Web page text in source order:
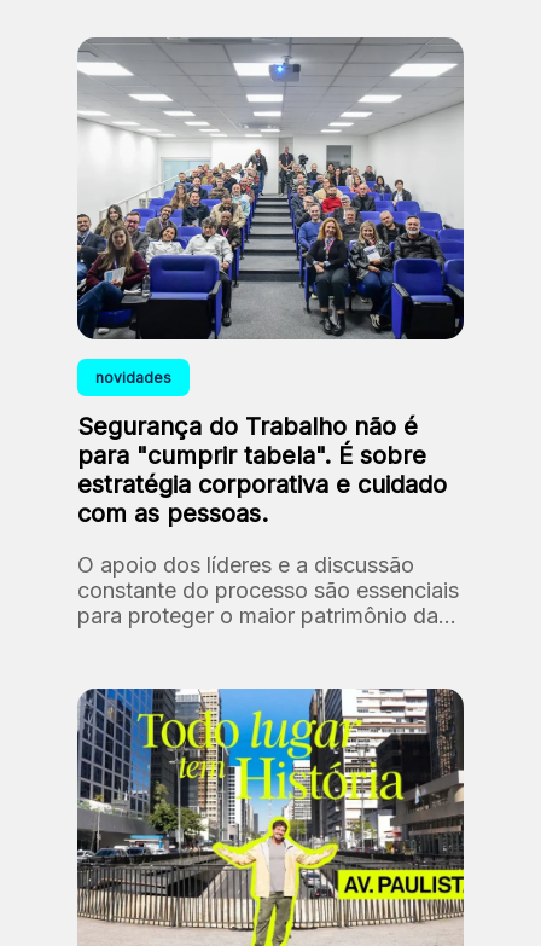
novidades
Segurança do Trabalho não é
para "cumprir tabela". É sobre
estratégia corporativa e cuidado
com as pessoas.
O apoio dos líderes e a discussão
constante do processo são essenciais
para proteger o maior patrimônio da